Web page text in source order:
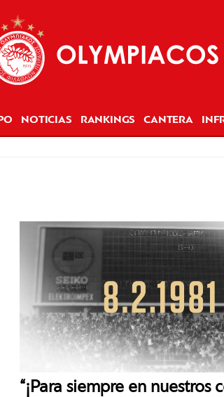
NOTICIAS RANKINGS CANTERA
“¡Para siempre en nuestros